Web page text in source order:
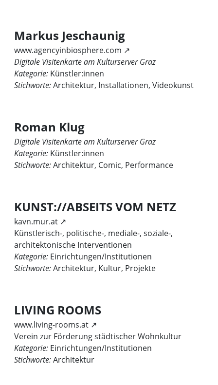
Markus Jeschaunig
www.agencyinbiosphere.com ↗
Digitale Visitenkarte am Kulturserver Graz
Kategorie: Künstler:innen
Stichworte:Architektur, Installationen, Videokunst
Roman Klug
Digitale Visitenkarte am Kulturserver Graz
Kategorie: Künstler:innen
Stichworte:Architektur, Comic, Performance
KUNST://ABSEITS VOM NETZ
kavn.mur.at ↗
Künstlerisch-, politische-, mediale-, soziale-,
architektonische Interventionen
Kategorie: Einrichtungen/Institutionen
Stichworte:Architektur, Kultur, Projekte
LIVING ROOMS
www.living-rooms.at ↗
Verein zur Förderung städtischer Wohnkultur
Kategorie: Einrichtungen/Institutionen
Stichworte:Architektur